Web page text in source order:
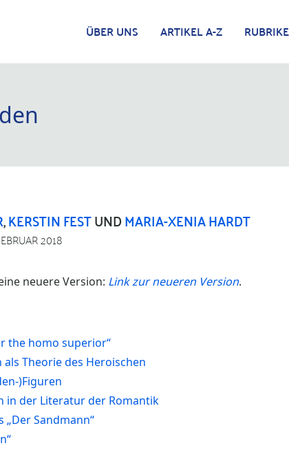
ÜBER UNS ARTIKEL A-Z
,KERSTIN FESTUNDMARIA-XENIA HARDT
2018
neuere Version: Link zur neueren Version.
the homo superior“
Theorie des Heroischen
)Figuren
in der Literatur der Romantik
„Der Sandmann“